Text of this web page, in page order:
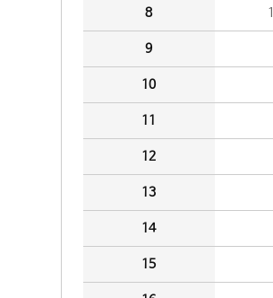
8
9
10
11
12
13
14
15